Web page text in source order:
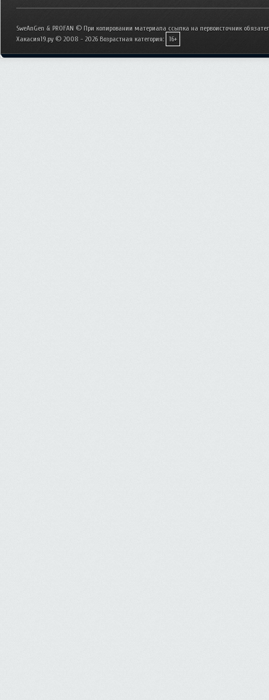
SweAnGen & PROFAN © При копировании материала ссылка на первоисточник
Хакасия19.ру © 2008 - 2026 Возрастная категория: 16+